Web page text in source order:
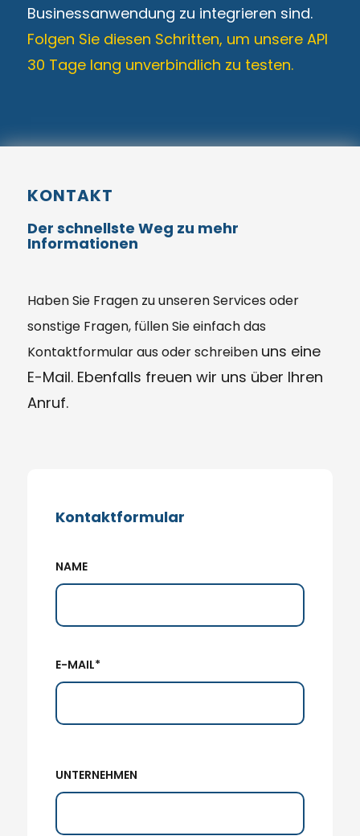
Businessanwendung zu integrieren sind.
Folgen Sie diesen Schritten, um unsere API
30 Tage lang unverbindlich zu testen.
KONTAKT
Der schnellste Weg zu mehr
Informationen
Haben Sie Fragenzu unseren Services oder
sonstige Fragen, füllen Sie einfach das
Kontaktformular aus oder schreiben uns eine
E-Mail. Ebenfalls freuen wir uns über Ihren
Anruf.
Kontaktformular
NAME
E-MAIL*
UNTERNEHMEN